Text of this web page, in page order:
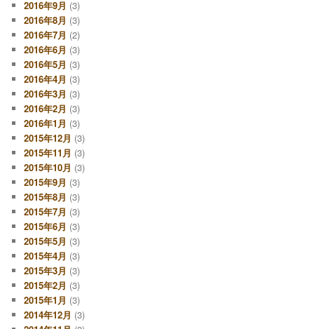
2016年9月 (3)
2016年8月 (3)
2016年7月 (2)
2016年6月 (3)
2016年5月 (3)
2016年4月 (3)
2016年3月 (3)
2016年2月 (3)
2016年1月 (3)
2015年12月 (3)
2015年11月 (3)
2015年10月 (3)
2015年9月 (3)
2015年8月 (3)
2015年7月 (3)
2015年6月 (3)
2015年5月 (3)
2015年4月 (3)
2015年3月 (3)
2015年2月 (3)
2015年1月 (3)
2014年12月 (3)